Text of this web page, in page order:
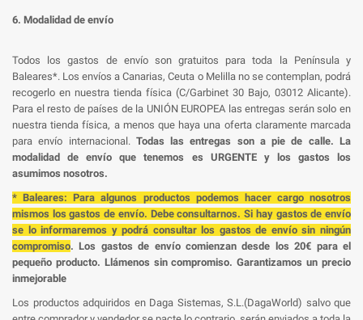
6. Modalidad de envío
Todos los gastos de envío son gratuitos para toda la Península y
Baleares*. Los envíos a Canarias, Ceuta o Melilla no se contemplan, podrá
recogerlo en nuestra tienda física (C/Garbinet 30 Bajo, 03012 Alicante).
Para el resto de países de la UNIÓN EUROPEA las entregas serán solo en
nuestra tienda física, a menos que haya una oferta claramente marcada
para envío internacional. Todas las entregas son a pie de calle. La
modalidad de envío que tenemos es URGENTE y los gastos los
asumimos nosotros.
* Baleares: Para algunos productos podemos hacer cargo nosotros
mismos los gastos de envío. Debe consultarnos. Si hay gastos de envío
se lo informaremos y podrá consultar los gastos de envío sin ningún
compromiso. Los gastos de envío comienzan desde los 20€ para el
pequeño producto. Llámenos sin compromiso. Garantizamos un precio
inmejorable
Los productos adquiridos en Daga Sistemas, S.L.(DagaWorld) salvo que